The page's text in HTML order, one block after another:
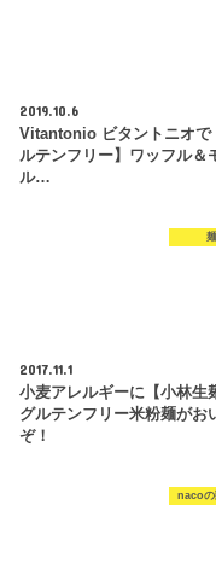
2019.10.6
Vitantonio ビタントニオで
ルテンフリー】ワッフル＆
ル…
麺
2017.11.1
小麦アレルギーに【小林生
グルテンフリー米粉麺がお
ぞ！
nacoの